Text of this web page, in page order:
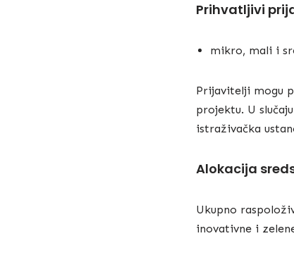
Prihvatljivi
mikro, mali i
Prijavitelji mogu
projektu. U
istraživačka
Alokacija
Ukupno
inovativne i